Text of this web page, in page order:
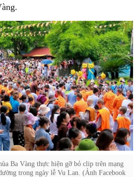
Ba Vàng thực hiện gỡ bỏ clip trên mạng
trong ngày lễ Vu Lan. (Ảnh Facebook